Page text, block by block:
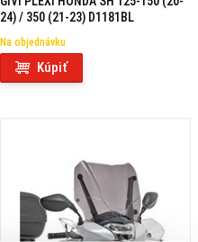
24) / 350 (21-23) D1181BL
Na objednávku
Kúpiť